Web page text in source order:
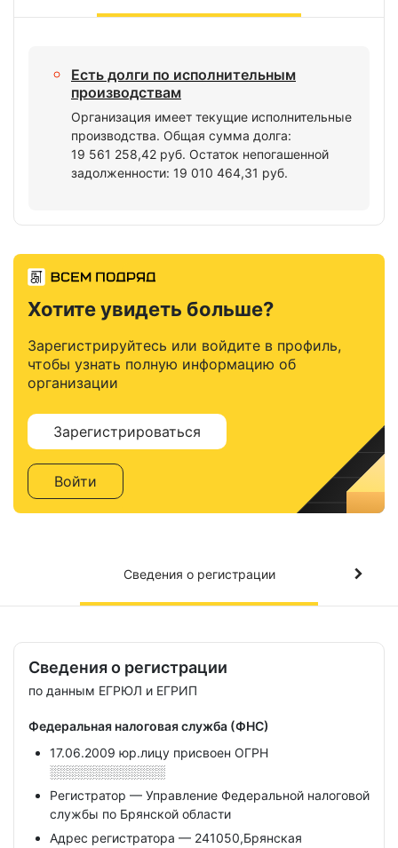
Есть долги по исполнительным
производствам
Организация имеет текущие исполнительные
производства. Общая сумма долга:
19 561 258,42 руб. Остаток непогашенной
задолженности: 19 010 464,31 руб.
Хотите увидеть больше?
Зарегистрируйтесь или войдите в профиль,
чтобы узнать полную информацию об
организации
Зарегистрироваться
Войти
Сведения о регистрации
Сведения о регистрации
по данным ЕГРЮЛ и ЕГРИП
Федеральная налоговая служба (ФНС)
17.06.2009 юр.лицу присвоен ОГРН
░░░░░░░░░░░░░
Регистратор — Управление Федеральной налоговой
службы по Брянской области
Адрес регистратора — 241050,Брянская